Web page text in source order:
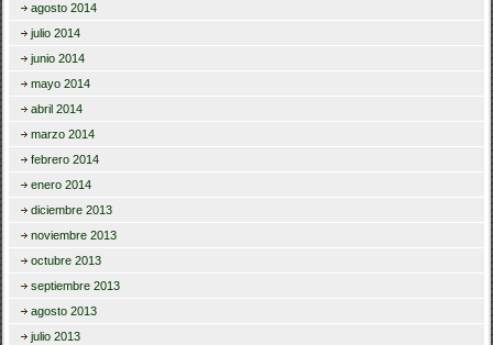
agosto 2014
julio 2014
junio 2014
mayo 2014
abril 2014
marzo 2014
febrero 2014
enero 2014
diciembre 2013
noviembre 2013
octubre 2013
septiembre 2013
agosto 2013
julio 2013